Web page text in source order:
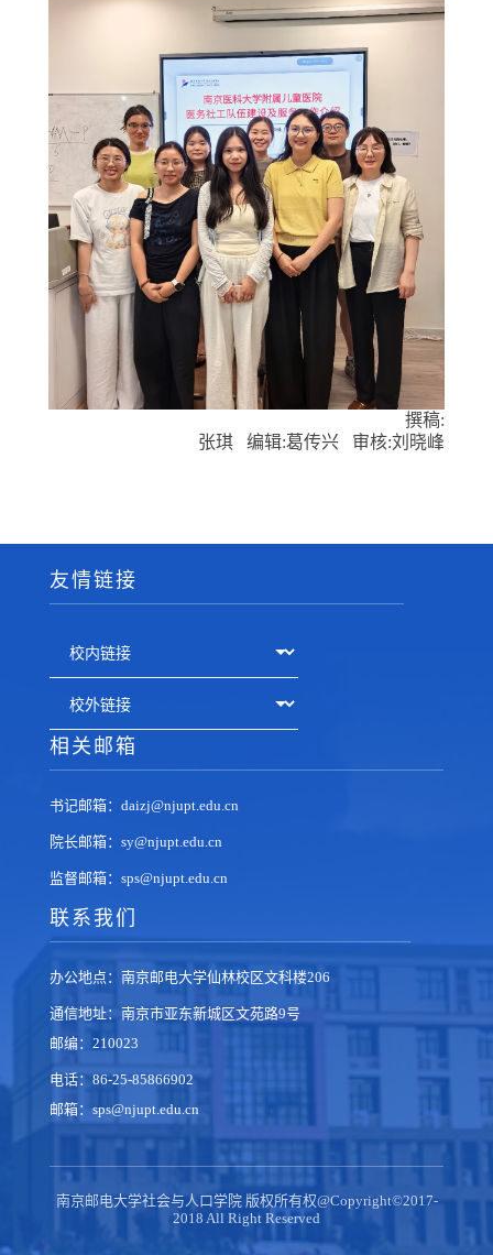
撰稿:
张琪
编辑:葛传兴 审核:刘晓峰
友情链接
相关邮箱
书记邮箱：daizj@njupt.edu.cn
院长邮箱：sy@njupt.edu.cn
监督邮箱：sps@njupt.edu.cn
联系我们
办公地点：南京邮电大学仙林校区文科楼206
通信地址：南京市亚东新城区文苑路9号
邮编：210023
电话：86-25-85866902
邮箱：sps@njupt.edu.cn
南京邮电大学社会与人口学院 版权所有权@Copyright©2017-
2018 All Right Reserved